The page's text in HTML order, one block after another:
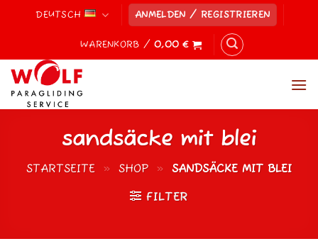
DEUTSCH ANMELDEN / REGISTRIEREN
WARENKORB /0,00€
sandsäcke mit blei
STARTSEITE » SHOP » SANDSÄCKE MIT BLEI
FILTER